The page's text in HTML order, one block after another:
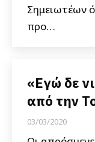
Σημειωτέων
προ…
«Εγώ δε
από την
03/03/2020